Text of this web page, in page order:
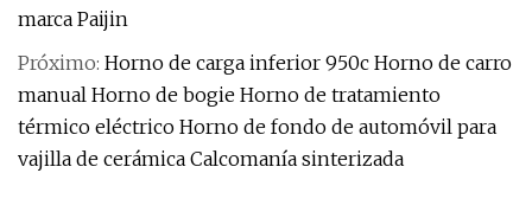
marca Paijin
Próximo: Horno de carga inferior 950c Horno de carro
manual Horno de bogie Horno de tratamiento
térmico eléctrico Horno de fondo de automóvil para
vajilla de cerámica Calcomanía sinterizada